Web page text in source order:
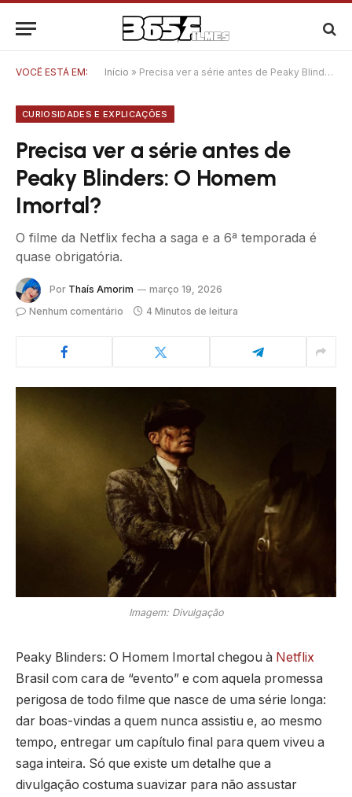
VOCÊ ESTÁ EM: Início » Precisa ver a série antes de Peaky Blinders: O Homem Imortal?
CURIOSIDADES E EXPLICAÇÕES
Precisa ver a série antes de
Peaky Blinders: O Homem
Imortal?
O filme da Netflix fecha a saga e a 6ª temporada é
quase obrigatória.
Por Thaís Amorim
março 19, 2026
Nenhum comentário
4 Minutos de leitura
Imagem: Divulgação
Peaky Blinders: O Homem Imortal chegou à Netflix
Brasil com cara de “evento” e com aquela promessa
perigosa de todo filme que nasce de uma série longa:
dar boas-vindas a quem nunca assistiu e, ao mesmo
tempo, entregar um capítulo final para quem viveu a
saga inteira. Só que existe um detalhe que a
divulgação costuma suavizar para não assustar